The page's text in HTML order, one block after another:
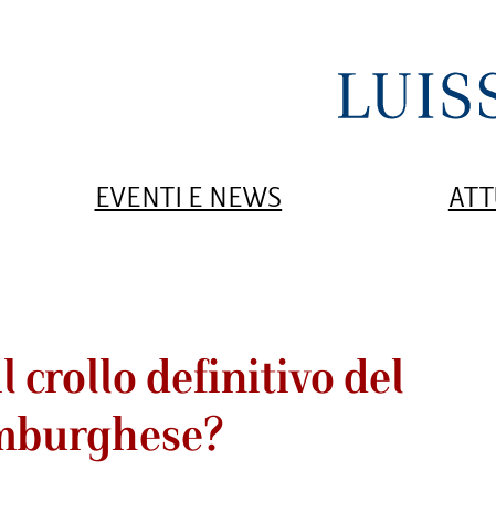
EVENTI E NEWS
crollo definitivo del